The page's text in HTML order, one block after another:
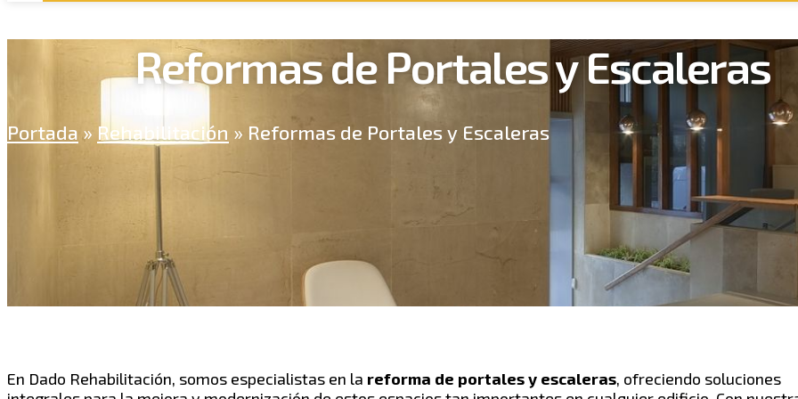
Reformas de Portales y Escaleras
Portada » Rehabilitación » Reformas de Portales y Escaleras
En Dado Rehabilitación, somos especialistas en la reforma de portales y escaleras, ofreciendo soluciones